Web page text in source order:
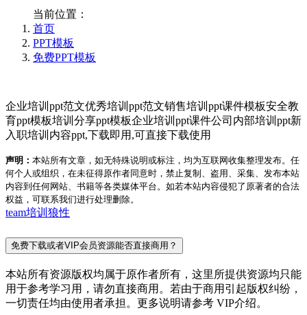
当前位置：
首页
PPT模板
免费PPT模板
企业培训ppt范文优秀培训ppt范文销售培训ppt课件模板安全教
育ppt模板培训分享ppt模板企业培训ppt课件公司内部培训ppt新
入职培训内容ppt,下载即用,可直接下载使用
声明： 本站所有文章，如无特殊说明或标注，均为互联网收集整理发布。任
何个人或组织，在未征得原作者同意时，禁止复制、盗用、采集、发布本站
内容到任何网站、书籍等各类媒体平台。如若本站内容侵犯了原著者的合法
权益，可联系我们进行处理删除。
team培训 狼性
免费下载或者VIP会员资源能否直接商用？
本站所有资源版权均属于原作者所有，这里所提供资源均只能
用于参考学习用，请勿直接商用。若由于商用引起版权纠纷，
一切责任均由使用者承担。更多说明请参考 VIP介绍。